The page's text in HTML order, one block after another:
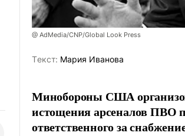
@ AdMedia/CNP/Global Look Press
Tекст: Мария Иванова
Минобороны США
истощения арсеналов ПВО
ответственного за